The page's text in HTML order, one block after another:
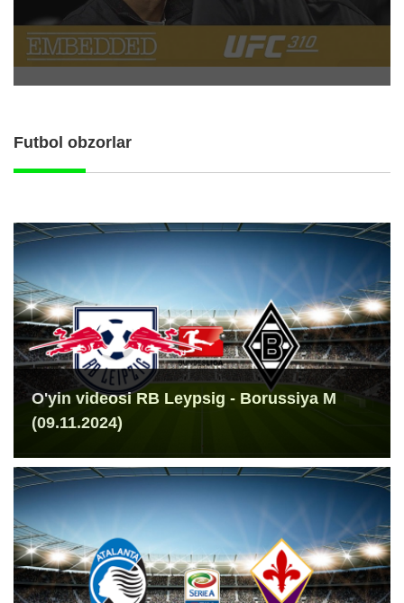
Futbol obzorlar
O'yin videosi RB Leypsig - Borussiya M
(09.11.2024)